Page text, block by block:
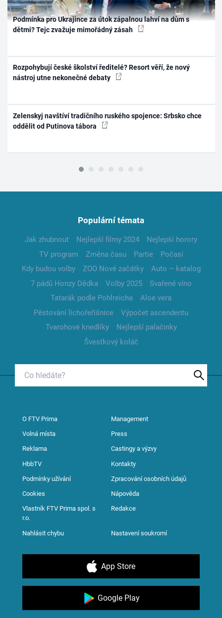
Podmínka pro Ukrajince za útok zápalnou lahví na dům s
dětmi? Tejc zvažuje mimořádný zásah
Rozpohybují české školství ředitelé? Resort věří, že nový
nástroj utne nekonečné debaty
Zelenskyj navštíví tradičního ruského spojence: Srbsko chce
oddělit od Putinova tábora
Populární témata
Jak zhubnout Nejlepší filmy 2024
Nejlepší horory
TV program
Změna času Partie
Počasí
Kdy budou volby
ZOO Nové začátky
Auto – katalog
7 pádů Honzy Dědka
Volby 2025
Svařené víno
Tatarák podle Pohlreicha
Aloe vera
Pěstování lichořeřišnice
Výpočet ascendentu
Tvarohové knedlíky
Nejlepší palačinky
Švestkový koláč
O FTV Prima Management
Volná místa Press
Reklama Castingy a výzvy
HbbTV Kontakty
Podmínky užívání Zpracování osobních údajů
Cookies Nápověda
Vlastník FTV Prima spol. s
r.o.
Redakce
Nahlásit chybu Nastavení soukromí
App Store
Google Play